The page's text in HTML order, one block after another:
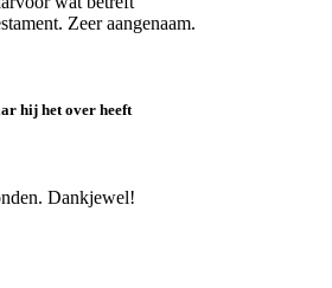
Zeer aangenaam.
hij het over heeft
Dankjewel!